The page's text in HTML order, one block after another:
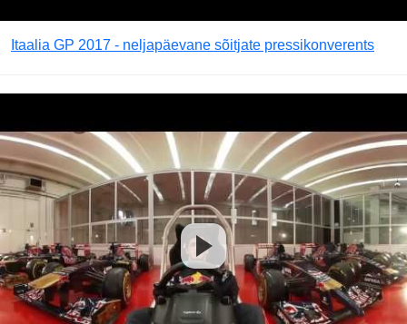
Itaalia GP 2017 - neljapäevane sõitjate pressikonverents